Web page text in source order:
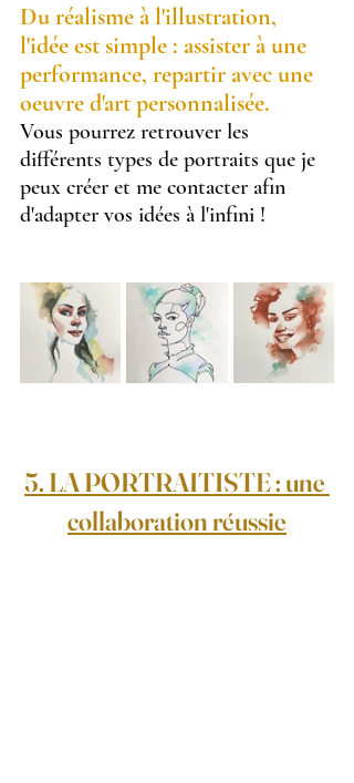
Du réalisme à l'illustration,
l'idée est simple : assister à une
performance, repartir avec une
oeuvre d'art personnalisée.
Vous pourrez retrouver les
différents types de portraits que je
peux créer et me contacter afin
d'adapter vos idées à l'infini !
5. LA PORTRAITISTE : une
collaboration réussie